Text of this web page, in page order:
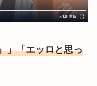
」「エッロと思っ